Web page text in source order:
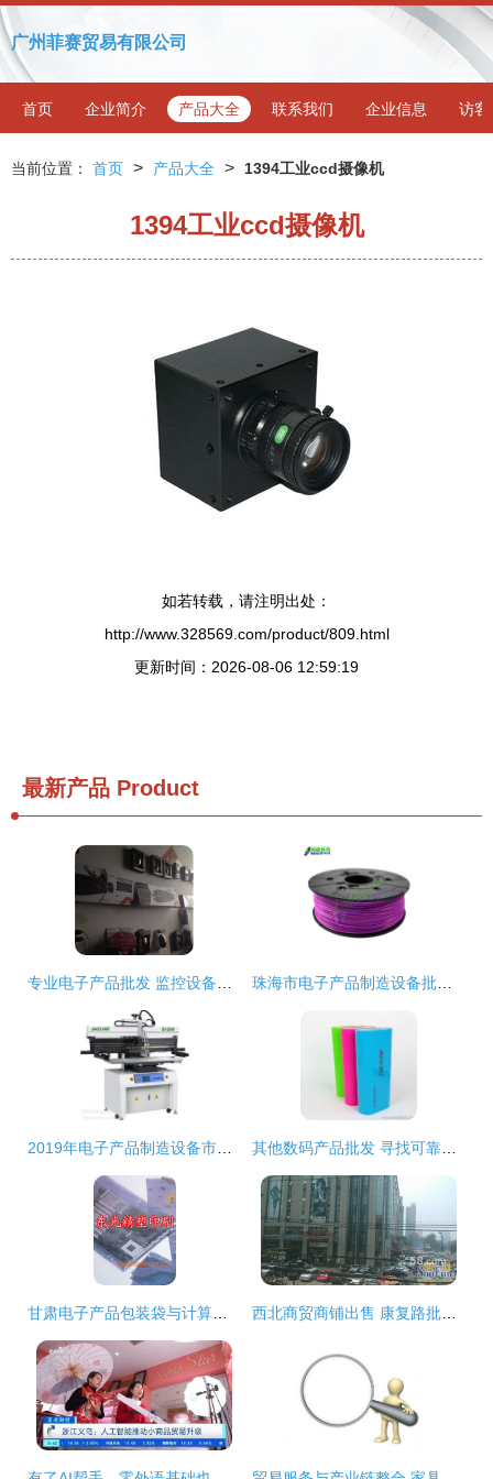
广州菲赛贸易有限公司
首页 企业简介 产品大全 联系我们 企业信息 访客
当前位置： 首页 > 产品大全 > 1394工业ccd摄像机
1394工业ccd摄像机
如若转载，请注明出处：
http://www.328569.com/product/809.html
更新时间：2026-08-06 12:59:19
最新产品 Product